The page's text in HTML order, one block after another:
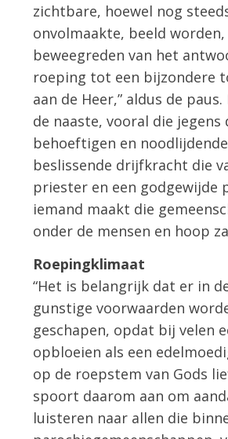
zichtbare, hoewel nog
onvolmaakte, beeld worden,
beweegreden van het
roeping tot een bijzondere
aan de Heer,” aldus de
de naaste, vooral die jegens
behoeftigen en
beslissende drijfkracht die
priester en een godgewijde
iemand maakt die
onder de mensen en hoop
Roepingklimaat
“Het is belangrijk dat er in
gunstige voorwaarden
geschapen, opdat bij velen
opbloeien als een
op de roepstem van Gods
spoort daarom aan om
luisteren naar allen die